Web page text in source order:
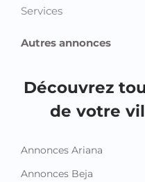
Services
Autres annonces
Découvrez
de votre
Annonces Ariana
Annonces Beja